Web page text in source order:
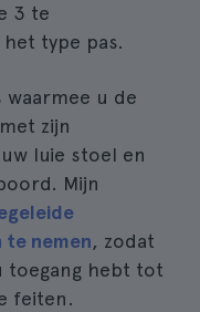
3 te
type pas.
u de
zijn
luie stoel en
Mijn
nemen, zodat
toegang hebt tot
feiten.